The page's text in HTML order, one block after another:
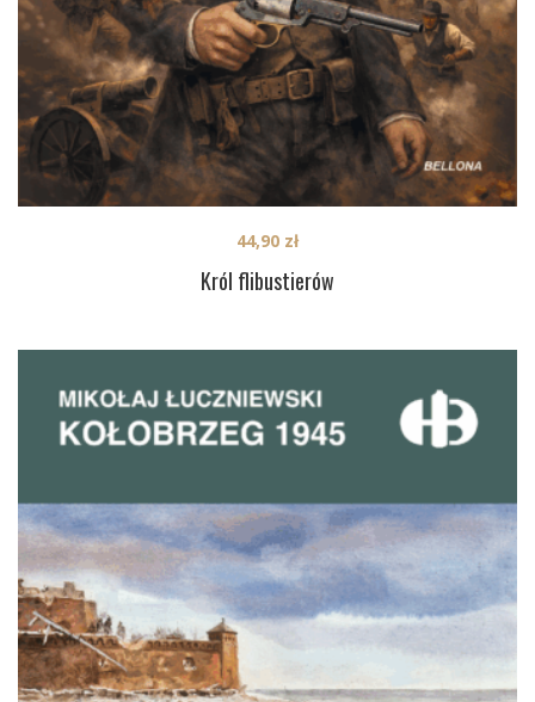
Król flibustierów
44,90 zł